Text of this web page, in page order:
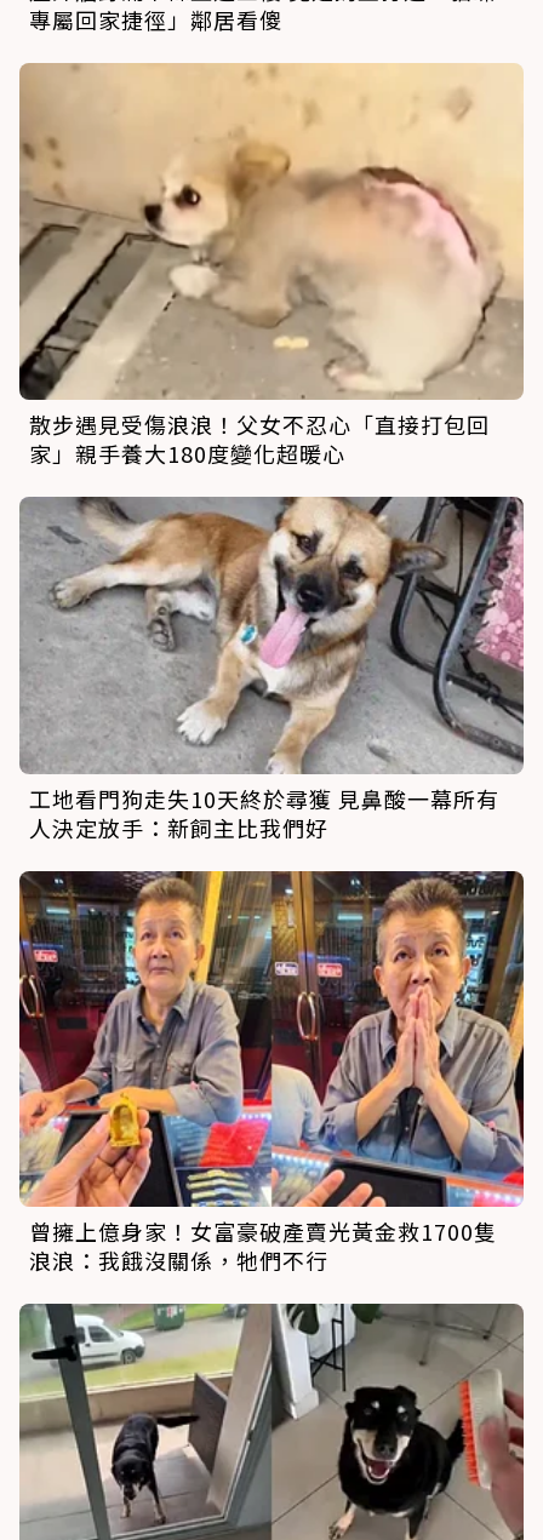
專屬回家捷徑」鄰居看傻
散步遇見受傷浪浪！父女不忍心「直接打包回
家」親手養大180度變化超暖心
工地看門狗走失10天終於尋獲 見鼻酸一幕所有
人決定放手：新飼主比我們好
曾擁上億身家！女富豪破產賣光黃金救1700隻
浪浪：我餓沒關係，牠們不行